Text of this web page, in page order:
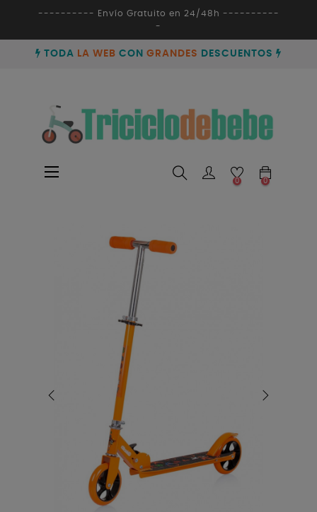
---------- Envío Gratuito en 24/48h ----------
-
TODA LA WEB CON GRANDES DESCUENTOS
Navegación
☰
0 0